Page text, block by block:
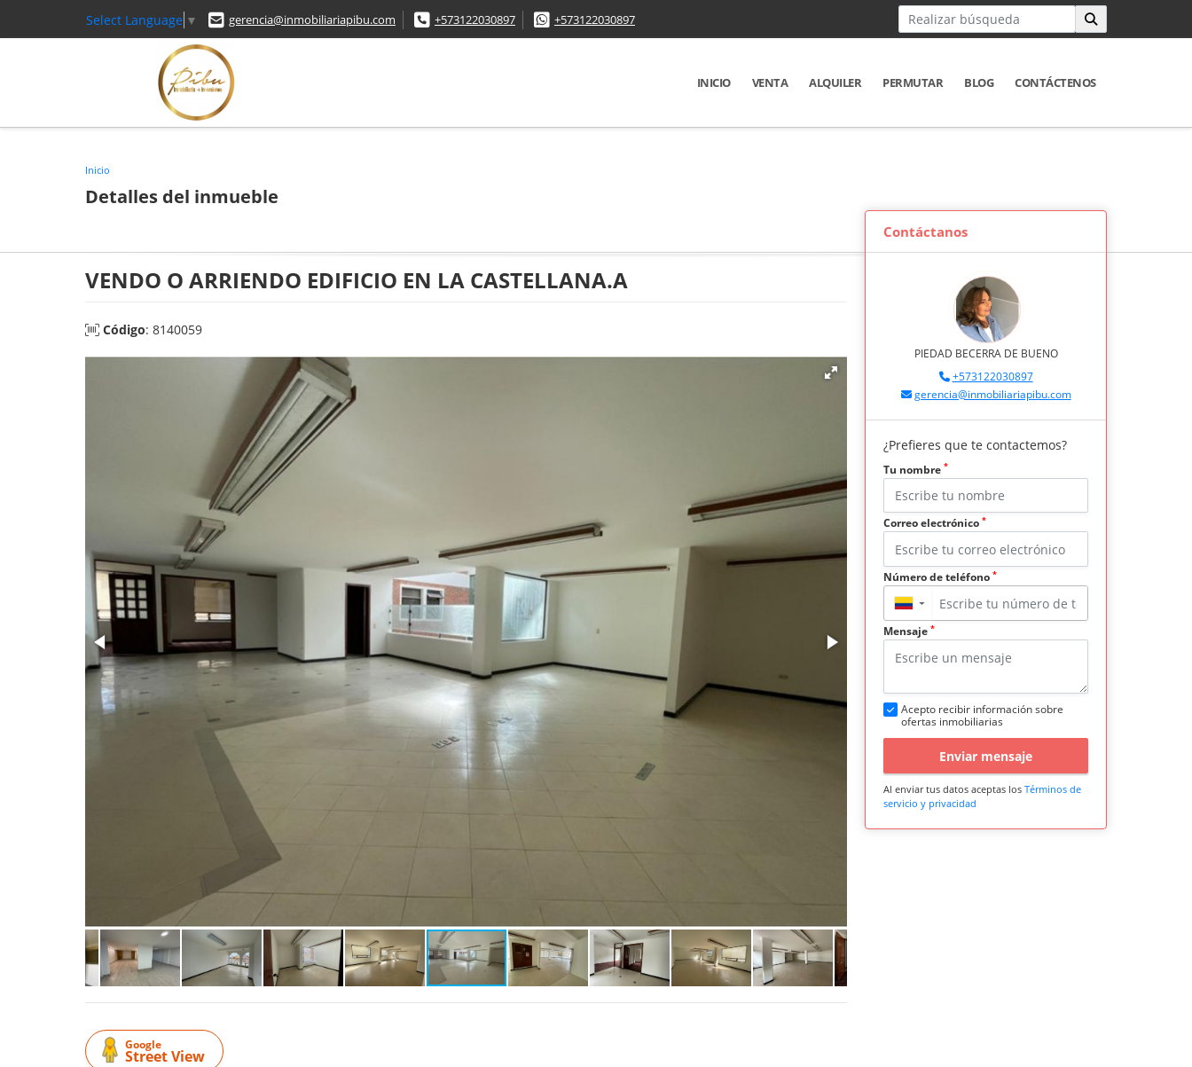
Select Language ▼ gerencia@inmobiliariapibu.com +573122030897 +573122030897
INICIO VENTA ALQUILER PERMUTAR BLOG CONTÁCTENOS
Inicio
Detalles del inmueble
VENDO O ARRIENDO EDIFICIO EN LA CASTELLANA.A
Código: 8140059
Google
Street View
Contáctanos
PIEDAD BECERRA DE BUENO
+573122030897
gerencia@inmobiliariapibu.com
¿Prefieres que te contactemos?
Tu nombre *
Correo electrónico *
Número de teléfono *
▼
Mensaje *
Acepto recibir información sobre
ofertas inmobiliarias
Enviar mensaje
Al enviar tus datos aceptas los Términos de
servicio y privacidad